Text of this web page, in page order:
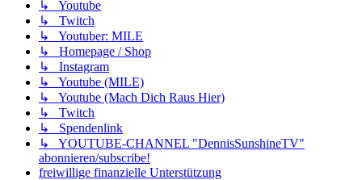
↳ Youtube
↳ Twitch
↳ Youtuber: MILE
↳ Homepage / Shop
↳ Instagram
↳ Youtube (MILE)
↳ Youtube (Mach Dich Raus Hier)
↳ Twitch
↳ Spendenlink
↳ YOUTUBE-CHANNEL "DennisSunshineTV"
abonnieren/subscribe!
freiwillige finanzielle Unterstützung